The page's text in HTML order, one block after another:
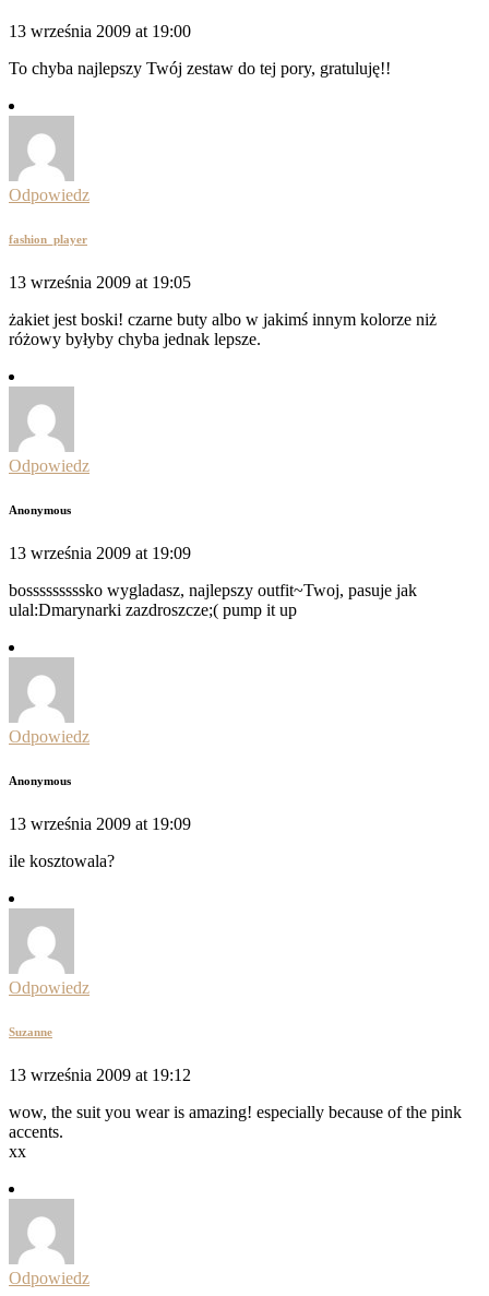
13 września 2009 at 19:00
To chyba najlepszy Twój zestaw do tej pory, gratuluję!!
Odpowiedz
fashion_player
13 września 2009 at 19:05
żakiet jest boski! czarne buty albo w jakimś innym kolorze niż
różowy byłyby chyba jednak lepsze.
Odpowiedz
Anonymous
13 września 2009 at 19:09
bosssssssssko wygladasz, najlepszy outfit~Twoj, pasuje jak
ulal:Dmarynarki zazdroszcze;( pump it up
Odpowiedz
Anonymous
13 września 2009 at 19:09
ile kosztowala?
Odpowiedz
Suzanne
13 września 2009 at 19:12
wow, the suit you wear is amazing! especially because of the pink
accents.
xx
Odpowiedz